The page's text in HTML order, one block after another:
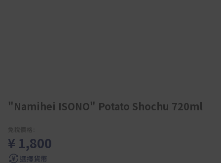
"Namihei ISONO" Potato Shochu 720ml
¥ 1,800
選擇貨幣